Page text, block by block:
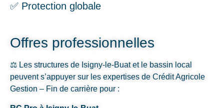
✅ Protection globale
Offres professionnelles
⚖️ Les structures de Isigny-le-Buat et le bassin local
peuvent s’appuyer sur les expertises de Crédit Agricole
Gestion – Fin de carrière pour :